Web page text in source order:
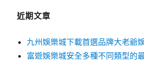
近期文章
九州娛樂城下載首選品牌大老爺
富遊娛樂城安全多種不同類型的